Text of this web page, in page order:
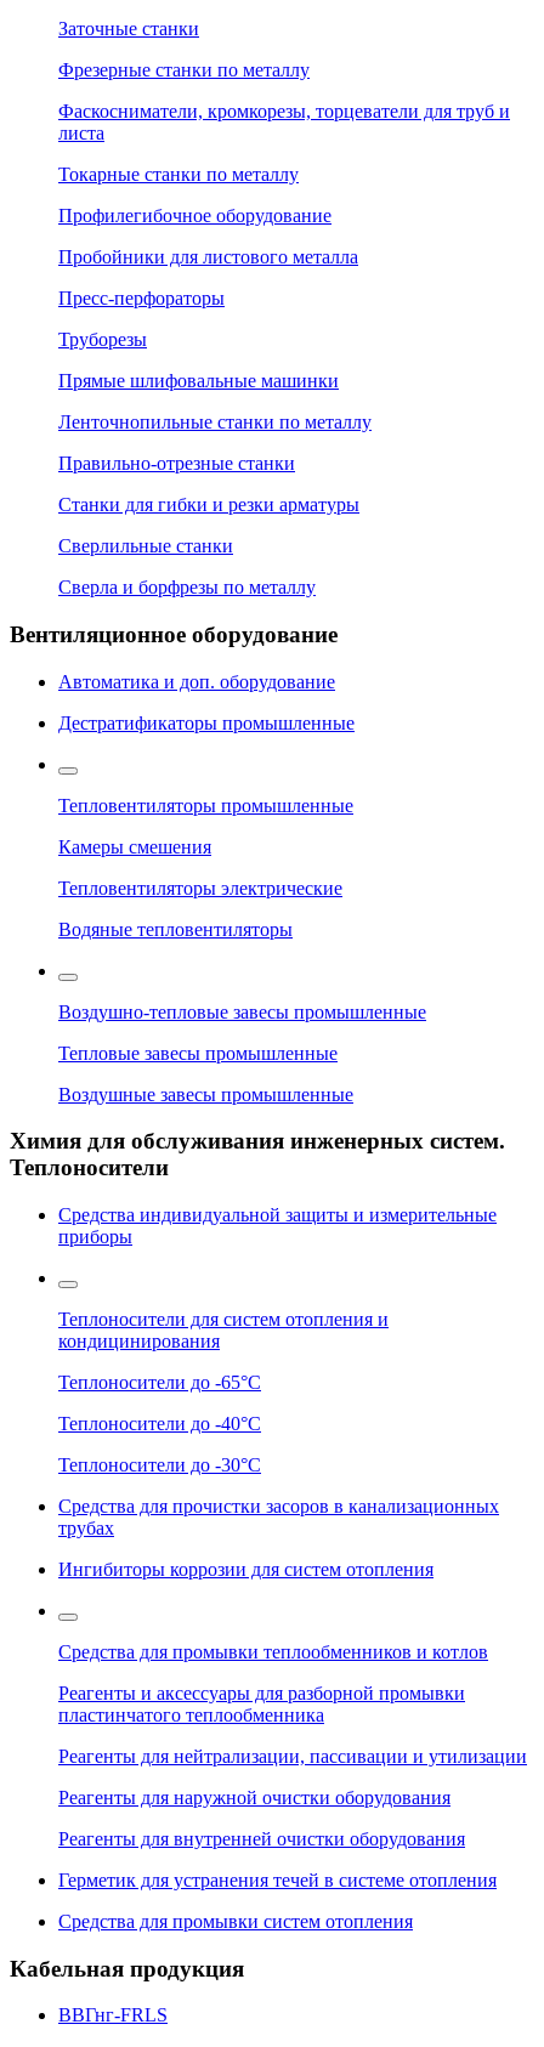
Заточные станки
Фрезерные станки по металлу
Фаскосниматели, кромкорезы, торцеватели для труб и
листа
Токарные станки по металлу
Профилегибочное оборудование
Пробойники для листового металла
Пресс-перфораторы
Труборезы
Прямые шлифовальные машинки
Ленточнопильные станки по металлу
Правильно-отрезные станки
Станки для гибки и резки арматуры
Сверлильные станки
Сверла и борфрезы по металлу
Вентиляционное оборудование
Автоматика и доп. оборудование
Дестратификаторы промышленные
Тепловентиляторы промышленные
Камеры смешения
Тепловентиляторы электрические
Водяные тепловентиляторы
Воздушно-тепловые завесы промышленные
Тепловые завесы промышленные
Воздушные завесы промышленные
Химия для обслуживания инженерных систем.
Теплоносители
Средства индивидуальной защиты и измерительные
приборы
Теплоносители для систем отопления и
кондицинирования
Теплоносители до -65°C
Теплоносители до -40°C
Теплоносители до -30°C
Средства для прочистки засоров в канализационных
трубах
Ингибиторы коррозии для систем отопления
Средства для промывки теплообменников и котлов
Реагенты и аксессуары для разборной промывки
пластинчатого теплообменника
Реагенты для нейтрализации, пассивации и утилизации
Реагенты для наружной очистки оборудования
Реагенты для внутренней очистки оборудования
Герметик для устранения течей в системе отопления
Средства для промывки систем отопления
Кабельная продукция
ВВГнг-FRLS